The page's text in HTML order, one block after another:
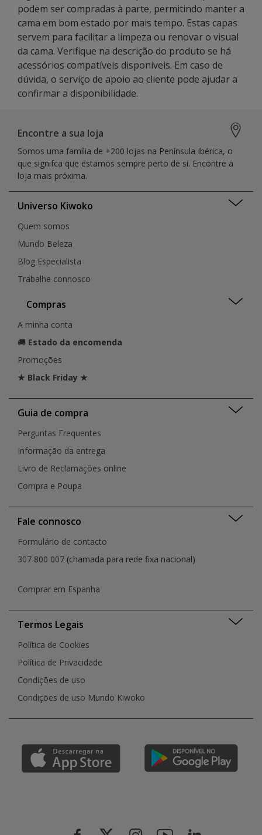
podem ser compradas à parte, permitindo manter a
cama em bom estado por mais tempo. Estas capas
servem para facilitar a limpeza ou renovar o visual
da cama. Verifique na descrição do produto se há
acessórios compatíveis disponíveis. Em caso de
dúvida, o serviço de apoio ao cliente pode ajudar a
confirmar a disponibilidade.
Encontre a sua loja
Somos uma família de +200 lojas na Península Ibérica, o
que signifca que estamos sempre perto de si. Encontre a
loja mais próxima.
Universo Kiwoko
Quem somos
Mundo Beleza
Blog Especialista
Trabalhe connosco
Compras
A minha conta
🚚 Estado da encomenda
Promoções
★ Black Friday ★
Guia de compra
Perguntas Frequentes
Informação da entrega
Livro de Reclamações online
Compra e Poupa
Fale connosco
Formulário de contacto
307 800 007 (chamada para rede fixa nacional)
Comprar em Espanha
Termos Legais
Política de Cookies
Política de Privacidade
Condições de uso
Condições de uso Mundo Kiwoko